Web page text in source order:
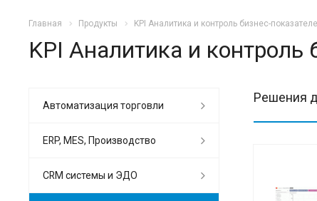
Главная Продукты KPI Аналитика и контроль бизнес-
KPI Аналитика и контроль
Решения
Автоматизация торговли
ERP, MES, Производство
CRM системы и ЭДО